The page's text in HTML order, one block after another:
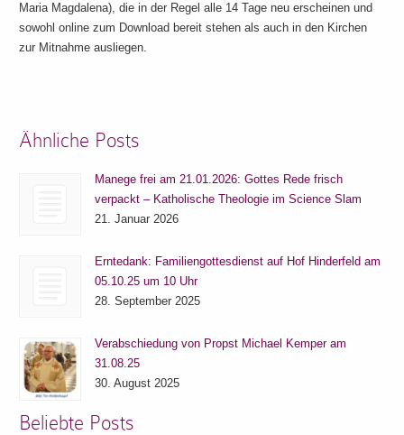
Maria Magdalena), die in der Regel alle 14 Tage neu erscheinen und
sowohl online zum Download bereit stehen als auch in den Kirchen
zur Mitnahme ausliegen.
Ähnliche Posts
Manege frei am 21.01.2026: Gottes Rede frisch
verpackt – Katholische Theologie im Science Slam
21. Januar 2026
Erntedank: Familiengottesdienst auf Hof Hinderfeld am
05.10.25 um 10 Uhr
28. September 2025
Verabschiedung von Propst Michael Kemper am
31.08.25
30. August 2025
Beliebte Posts